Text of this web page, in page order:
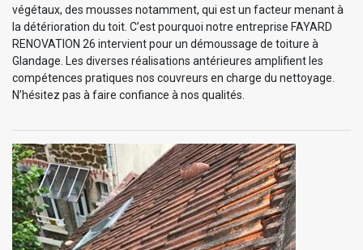
végétaux, des mousses notamment, qui est un facteur menant à
la détérioration du toit. C’est pourquoi notre entreprise FAYARD
RENOVATION 26 intervient pour un démoussage de toiture à
Glandage. Les diverses réalisations antérieures amplifient les
compétences pratiques nos couvreurs en charge du nettoyage.
N’hésitez pas à faire confiance à nos qualités.